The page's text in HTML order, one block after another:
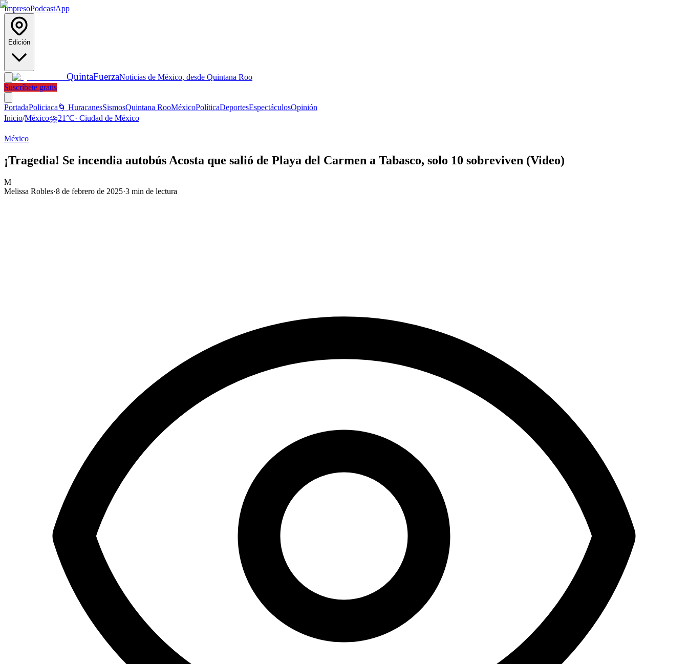
ImpresoPodcastApp
Edición
QuintaFuerzaNoticias de México, desde Quintana Roo
Suscríbete gratis
PortadaPoliciaca 🌀 HuracanesSismosQuintana RooMéxicoPolíticaDeportesEspectáculosOpinión
Inicio/México⛈️21°C· Ciudad de México
México
¡Tragedia! Se incendia autobús Acosta que salió de Playa del Carmen a Tabasco, solo 10 sobreviven (Video)
M
Melissa Robles·8 de febrero de 2025·3 min de lectura